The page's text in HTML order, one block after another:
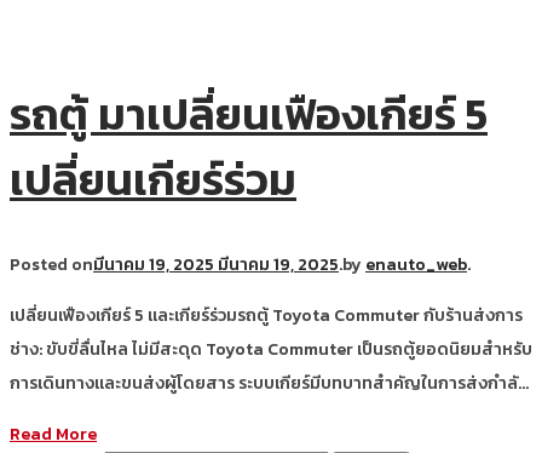
รถตู้ มาเปลี่ยนเฟืองเกียร์ 5
เปลี่ยนเกียร์ร่วม
Posted onมีนาคม 19, 2025 มีนาคม 19, 2025.by enauto_web.
เปลี่ยนเฟืองเกียร์ 5 และเกียร์ร่วมรถตู้ Toyota Commuter กับร้านส่งการ
ช่าง: ขับขี่ลื่นไหล ไม่มีสะดุด Toyota Commuter เป็นรถตู้ยอดนิยมสำหรับ
การเดินทางและขนส่งผู้โดยสาร ระบบเกียร์มีบทบาทสำคัญในการส่งกำลั…
Read More